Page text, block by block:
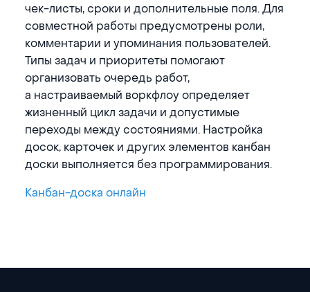
чек-листы, сроки и дополнительные поля. Для
совместной работы предусмотрены роли,
комментарии и упоминания пользователей.
Типы задач и приоритеты помогают
организовать очередь работ,
а настраиваемый воркфлоу определяет
жизненный цикл задачи и допустимые
переходы между состояниями. Настройка
досок, карточек и других элементов канбан
доски выполняется без программирования.
Канбан-доска онлайн